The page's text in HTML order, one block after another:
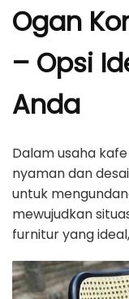
Ogan
– Opsi
Anda
Dalam usaha
nyaman dan
untuk
mewujudkan
furnitur yang